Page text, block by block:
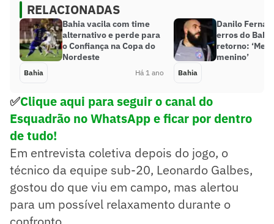
RELACIONADAS
Bahia vacila com time
alternativo e perde para
o Confiança na Copa do
Nordeste
Bahia Há 1 ano
Danilo
erros do
retorno: ‘Me
menino’
Bahia
✅Clique aqui para seguir o canal do
Esquadrão no WhatsApp e ficar por dentro
de tudo!
Em entrevista coletiva depois do jogo, o
técnico da equipe sub-20, Leonardo Galbes,
gostou do que viu em campo, mas alertou
para um possível relaxamento durante o